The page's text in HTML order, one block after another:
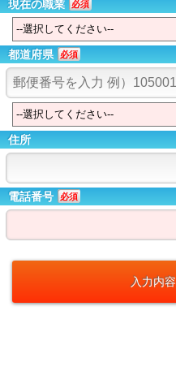
現在の職業
必須
都道府県 必須
住所
電話番号 必須